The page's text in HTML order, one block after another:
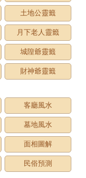
土地公靈籤
月下老人靈籤
城隍爺靈籤
財神爺靈籤
客廳風水
墓地風水
面相圖解
民俗預測